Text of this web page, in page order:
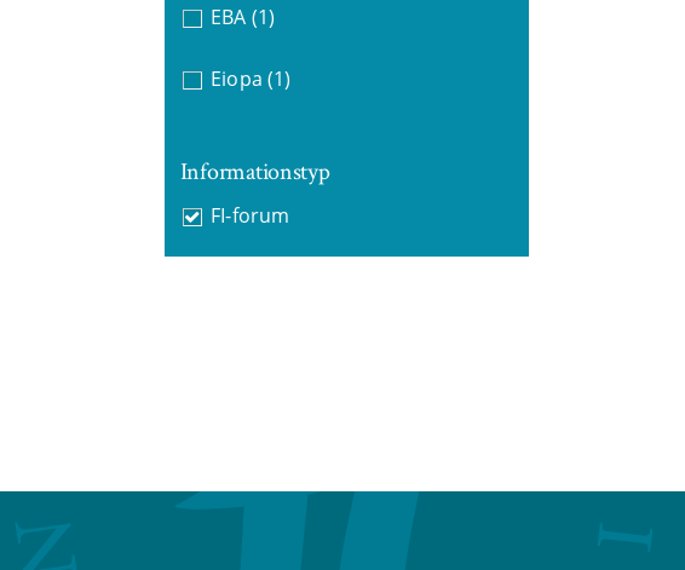
EBA (1)
Eiopa (1)
Informationstyp
FI-forum